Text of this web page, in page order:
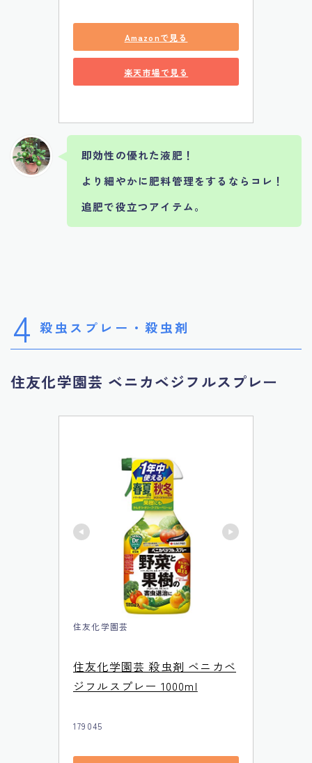
Amazonで見る
楽天市場で見る
即効性の優れた液肥！
より細やかに肥料管理をするならコレ！
追肥で役立つアイテム。
4 殺虫スプレー・殺虫剤
住友化学園芸 ベニカベジフルスプレー
住友化学園芸
住友化学園芸 殺虫剤 ベニカベ
ジフルスプレー 1000ml
179045